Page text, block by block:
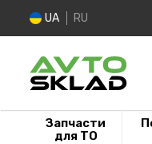
UA RU
Запчасти
для ТО